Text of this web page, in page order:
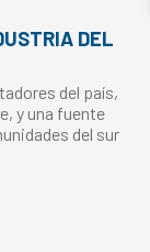
DEL
del país,
y una fuente
del sur